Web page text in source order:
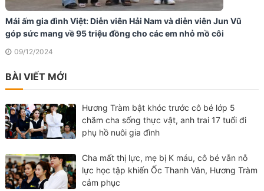
Mái ấm gia đình Việt: Diễn viên Hải Nam và diễn viên Jun Vũ
góp sức mang về 95 triệu đồng cho các em nhỏ mồ côi
09/12/2024
BÀI VIẾT MỚI
Hương Tràm bật khóc trước cô bé lớp 5
chăm cha sống thực vật, anh trai 17 tuổi đi
phụ hồ nuôi gia đình
Cha mất thị lực, mẹ bị K máu, cô bé vẫn nỗ
lực học tập khiến Ốc Thanh Vân, Hương Tràm
cảm phục